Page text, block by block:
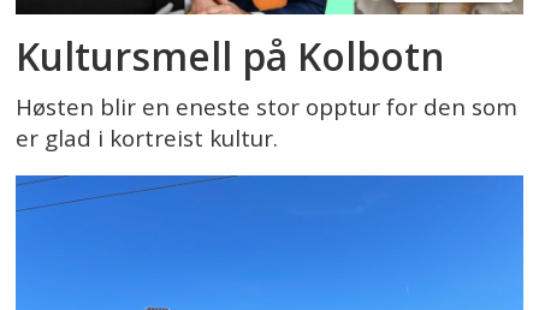
Kultursmell på Kolbotn
Høsten blir en eneste stor opptur for den som
er glad i kortreist kultur.